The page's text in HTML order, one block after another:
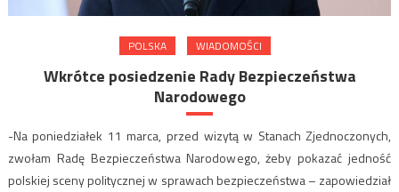
POLSKA WIADOMOŚCI
Wkrótce posiedzenie Rady Bezpieczeństwa
Narodowego
-Na poniedziałek 11 marca, przed wizytą w Stanach Zjednoczonych,
zwołam Radę Bezpieczeństwa Narodowego, żeby pokazać jedność
polskiej sceny politycznej w sprawach bezpieczeństwa – zapowiedział